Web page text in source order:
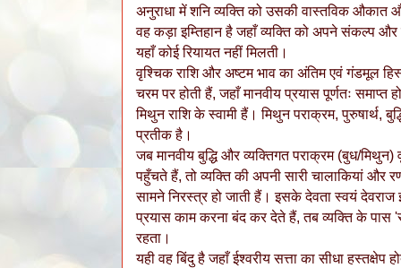
अनुराधा में शनि व्यक्ति को उसकी वास्तविक औकात
वह कड़ा इम्तिहान है जहाँ व्यक्ति को अपने संकल्प और
यहाँ कोई रियायत नहीं मिलती।
वृश्चिक राशि और अष्टम भाव का अंतिम एवं गंडमूल
चरम पर होती हैं, जहाँ मानवीय प्रयास पूर्णतः
मिथुन राशि के स्वामी हैं। मिथुन पराक्रम, पुरुषार्थ,
प्रतीक है।
जब मानवीय बुद्धि और व्यक्तिगत पराक्रम (बुध/
पहुँचते हैं, तो व्यक्ति की अपनी सारी चालाकियां और
सामने निरस्त्र हो जाती हैं। इसके देवता स्वयं देवराज
प्रयास काम करना बंद कर देते हैं, तब व्यक्ति के पास
रहता।
यही वह बिंदु है जहाँ ईश्वरीय सत्ता का सीधा हस्तक्षेप